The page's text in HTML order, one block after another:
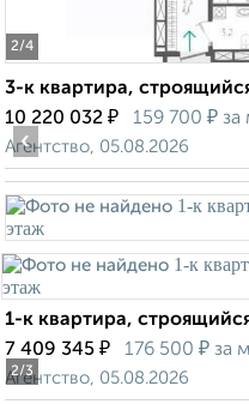
2/4
3-к квартира,
10 220 032 ₽ 159 700 ₽ за
Агентство, 05.08.2026
2/3
‹
1-к квартира,
7 409 345 ₽ 176 500 ₽ за
Агентство, 05.08.2026